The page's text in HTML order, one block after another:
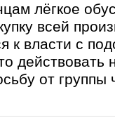
лёгкое
всей
к власти с
действовать
от группы